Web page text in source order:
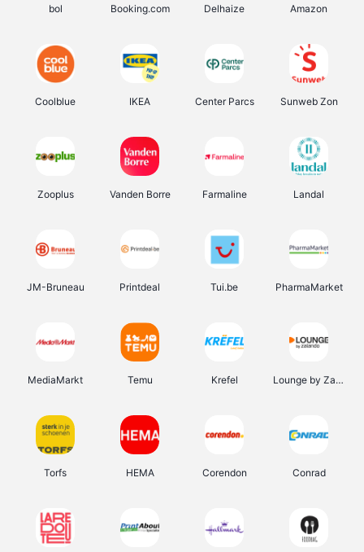
bol Booking.com Delhaize Amazon
Coolblue IKEA Center Parcs Sunweb Zon
Zooplus Vanden Borre Farmaline Landal
JM-Bruneau Printdeal Tui.be PharmaMarket
MediaMarkt Temu Krefel Lounge by Zalando
Torfs HEMA Corendon Conrad